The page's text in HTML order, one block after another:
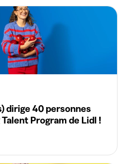
dirige 40 personnes
Talent Program de Lidl !